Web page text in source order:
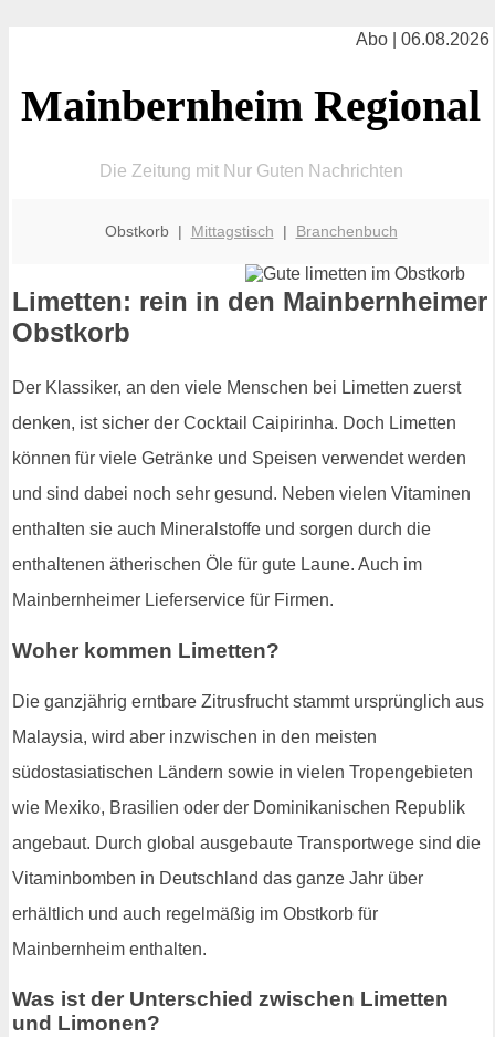
Abo | 06.08.2026
Mainbernheim Regional
Die Zeitung mit Nur Guten Nachrichten
Obstkorb | Mittagstisch | Branchenbuch
Limetten: rein in den Mainbernheimer
Obstkorb
Der Klassiker, an den viele Menschen bei Limetten zuerst
denken, ist sicher der Cocktail Caipirinha. Doch Limetten
können für viele Getränke und Speisen verwendet werden
und sind dabei noch sehr gesund. Neben vielen Vitaminen
enthalten sie auch Mineralstoffe und sorgen durch die
enthaltenen ätherischen Öle für gute Laune. Auch im
Mainbernheimer Lieferservice für Firmen.
Woher kommen Limetten?
Die ganzjährig erntbare Zitrusfrucht stammt ursprünglich aus
Malaysia, wird aber inzwischen in den meisten
südostasiatischen Ländern sowie in vielen Tropengebieten
wie Mexiko, Brasilien oder der Dominikanischen Republik
angebaut. Durch global ausgebaute Transportwege sind die
Vitaminbomben in Deutschland das ganze Jahr über
erhältlich und auch regelmäßig im Obstkorb für
Mainbernheim enthalten.
Was ist der Unterschied zwischen Limetten
und Limonen?